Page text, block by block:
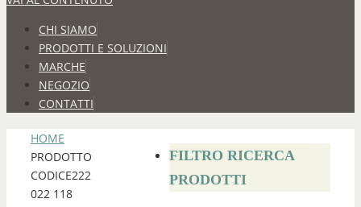
CHI SIAMO
PRODOTTI E SOLUZIONI
MARCHE
NEGOZIO
CONTATTI
HOME
PRODOTTO
CODICE222
022 118
FILTRO RICERCA
PRODOTTI